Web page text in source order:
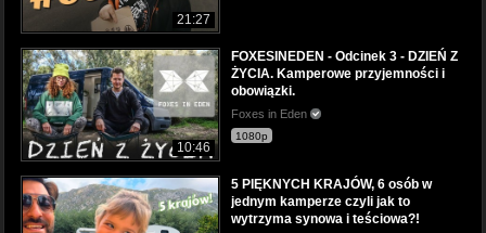
21:27
10:46
FOXESINEDEN - Odcinek 3 - DZIEŃ Z
ŻYCIA. Kamperowe przyjemności i
obowiązki.
Foxes in Eden
1080p
5 PIĘKNYCH KRAJÓW, 6 osób w
jednym kamperze czyli jak to
wytrzyma synowa i teściowa?!